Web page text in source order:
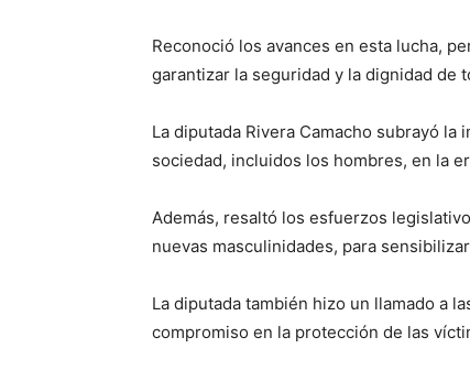
Reconoció los avances en esta lucha,
garantizar la seguridad y la dignidad de
La diputada Rivera Camacho subrayó
sociedad, incluidos los hombres, en la
Además, resaltó los esfuerzos
nuevas masculinidades, para
La diputada también hizo un llamado a
compromiso en la protección de las